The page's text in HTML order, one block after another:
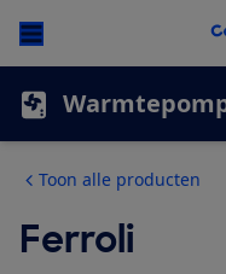
Toon alle producten
Ferroli